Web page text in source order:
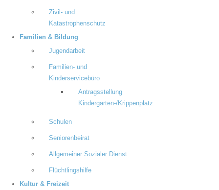
Zivil- und
Katastrophenschutz
Familien & Bildung
Jugendarbeit
Familien- und
Kinderservicebüro
Antragsstellung
Kindergarten-/Krippenplatz
Schulen
Seniorenbeirat
Allgemeiner Sozialer Dienst
Flüchtlingshilfe
Kultur & Freizeit